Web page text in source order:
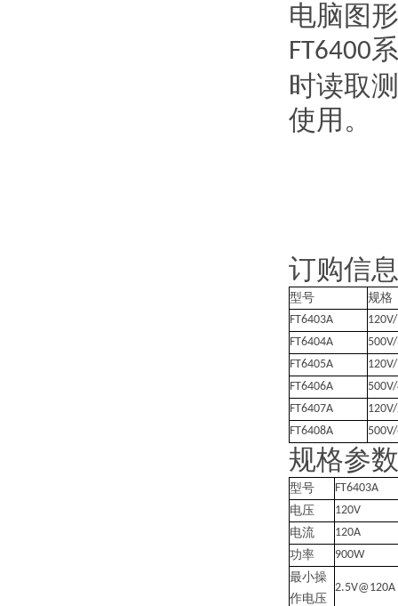
电脑图
FT6400
时读取
使用。
订购信息
型号
规格
FT6403A
FT6404A
FT6405A
FT6406A
FT6407A
FT6408A
规格参数
型号
FT6403A
电压
120V
电流
120A
功率
900W
最小操
作电压
2.5V@120A